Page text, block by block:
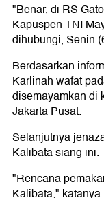
"Benar, di RS
Kapuspen TNI
dihubungi, Senin
Berdasarkan
Karlinah wafat
disemayamkan di
Jakarta Pusat.
Selanjutnya
Kalibata siang ini.
"Rencana
Kalibata," katanya.